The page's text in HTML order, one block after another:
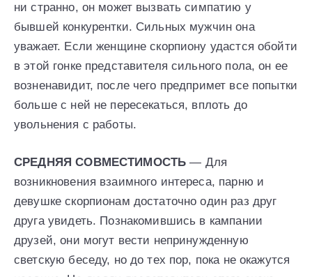
ни странно, он может вызвать симпатию у
бывшей конкурентки. Сильных мужчин она
уважает. Если женщине скорпиону удастся обойти
в этой гонке представителя сильного пола, он ее
возненавидит, после чего предпримет все попытки
больше с ней не пересекаться, вплоть до
увольнения с работы.
СРЕДНЯЯ СОВМЕСТИМОСТЬ — Для
возникновения взаимного интереса, парню и
девушке скорпионам достаточно один раз друг
друга увидеть. Познакомившись в кампании
друзей, они могут вести непринужденную
светскую беседу, но до тех пор, пока не окажутся